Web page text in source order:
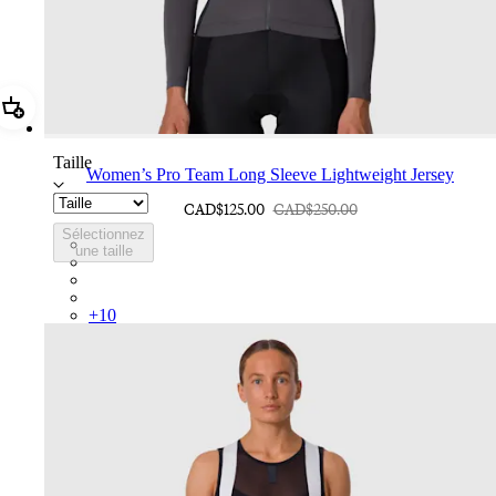
Ajouter Women’s Pro Team Long Sleeve Lightweight Jersey
Taille
Sélectionnez
une taille
Women’s Pro Team Long Sleeve Lightweight Jersey
CAD$125.00 CAD$250.00
BFO01XXAPA
BFO01XXPBJ
+10